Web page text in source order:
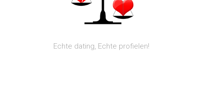
Echte dating, Echte profielen!